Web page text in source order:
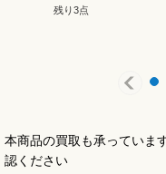
残り3点
本商品の買取も承っていま
認ください